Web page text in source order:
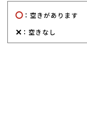
〇 ：空きがあります
✕ ：空きなし